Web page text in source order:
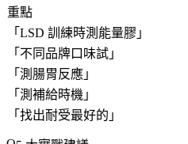
重點
「 LSD 訓練時測能量膠 」
「 不同品牌口味試 」
「 測腸胃反應 」
「 測補給時機 」
「 找出耐受最好的 」